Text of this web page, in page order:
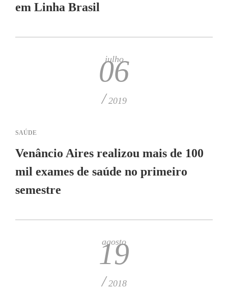
em Linha Brasil
julho
06
/ 2019
SAÚDE
Venâncio Aires realizou mais de 100
mil exames de saúde no primeiro
semestre
agosto
19
/ 2018